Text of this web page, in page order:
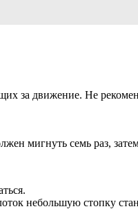
за движение. Не
мигнуть семь раз,
небольшую стопку